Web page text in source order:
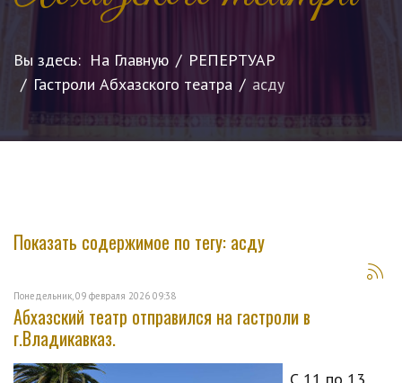
Вы здесь: На Главную
РЕПЕРТУАР
Гастроли Абхазского театра
асду
Показать содержимое по тегу: асду
Понедельник, 09 февраля 2026 09:38
Абхазский театр отправился на гастроли в
г.Владикавказ.